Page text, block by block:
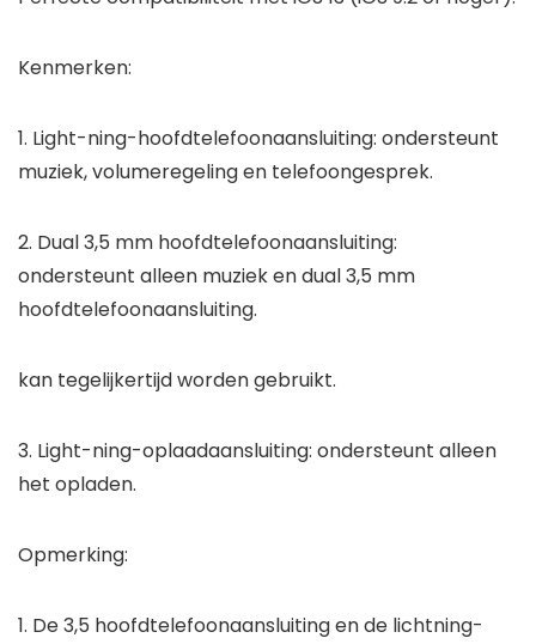
Kenmerken:
1. Light-ning-hoofdtelefoonaansluiting: ondersteunt
muziek, volumeregeling en telefoongesprek.
2. Dual 3,5 mm hoofdtelefoonaansluiting:
ondersteunt alleen muziek en dual 3,5 mm
hoofdtelefoonaansluiting.
kan tegelijkertijd worden gebruikt.
3. Light-ning-oplaadaansluiting: ondersteunt alleen
het opladen.
Opmerking:
1. De 3,5 hoofdtelefoonaansluiting en de lichtning-